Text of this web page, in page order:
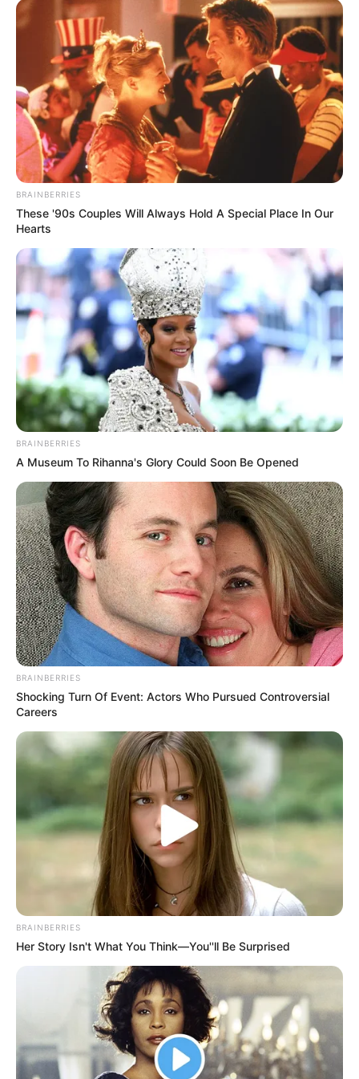
BRAINBERRIES
These '90s Couples Will Always Hold A Special Place In Our
Hearts
BRAINBERRIES
A Museum To Rihanna's Glory Could Soon Be Opened
BRAINBERRIES
Shocking Turn Of Event: Actors Who Pursued Controversial
Careers
BRAINBERRIES
Her Story Isn't What You Think—You''ll Be Surprised